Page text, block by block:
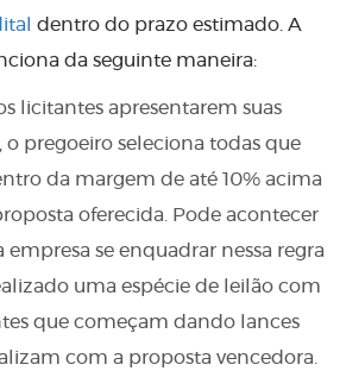
dentro do prazo estimado. A
da seguinte maneira:
licitantes apresentarem suas
o pregoeiro seleciona todas que
da margem de até 10% acima
oferecida. Pode acontecer
se enquadrar nessa regra
uma espécie de leilão com
que começam dando lances
com a proposta vencedora.